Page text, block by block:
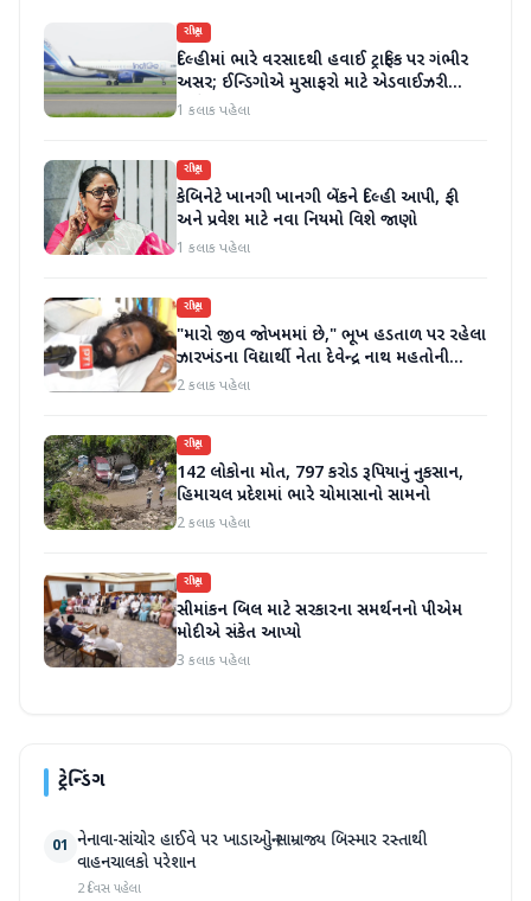
રાષ્ટ્રીય
દિલ્હીમાં ભારે વરસાદથી હવાઈ ટ્રાફિક પર ગંભીર
અસર; ઈન્ડિગોએ મુસાફરો માટે એડવાઈઝરી
જાહેર કરી
1 કલાક પહેલા
રાષ્ટ્રીય
કેબિનેટે ખાનગી ખાનગી બેંકને દિલ્હી આપી, ફી
અને પ્રવેશ માટે નવા નિયમો વિશે જાણો
1 કલાક પહેલા
રાષ્ટ્રીય
"મારો જીવ જોખમમાં છે," ભૂખ હડતાળ પર રહેલા
ઝારખંડના વિદ્યાર્થી નેતા દેવેન્દ્ર નાથ મહતોની
તબિયત ખરાબ
2 કલાક પહેલા
રાષ્ટ્રીય
142 લોકોના મોત, 797 કરોડ રૂપિયાનું નુકસાન,
હિમાચલ પ્રદેશમાં ભારે ચોમાસાનો સામનો
2 કલાક પહેલા
રાષ્ટ્રીય
સીમાંકન બિલ માટે સરકારના સમર્થનનો પીએમ
મોદીએ સંકેત આપ્યો
3 કલાક પહેલા
ટ્રેન્ડિંગ
01 નેનાવા-સાંચોર હાઈવે પર ખાડાઓનું સામ્રાજ્ય બિસ્માર રસ્તાથી
વાહનચાલકો પરેશાન
2 દિવસ પહેલા